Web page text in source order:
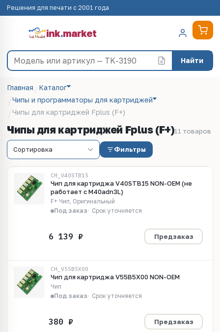
Решения для печати с 2001 года
ink.market
Найти
Главная
Каталог
Чипы и программаторы для картриджей
Чипы для картриджей Fplus (F+)
Чипы для картриджей Fplus (F+)11 товаров
Фильтры
CH_V40STB15
Чип для картриджа V40STB15 NON-OEM (не
работает с M40adn3L)
F+ Чип, Оригинальный
Под заказ
Срок уточняется
Предзаказ
CH_V55B5X00
Чип для картриджа V55B5X00 NON-OEM
Чип
Под заказ
Срок уточняется
Предзаказ